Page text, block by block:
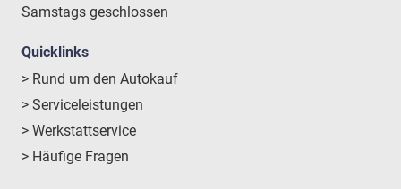
Samstags geschlossen
Quicklinks
> Rund um den Autokauf
> Serviceleistungen
> Werkstattservice
> Häufige Fragen